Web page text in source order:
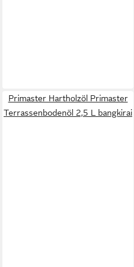
Primaster Hartholzöl Primaster
Terrassenbodenöl 2,5 L bangkirai